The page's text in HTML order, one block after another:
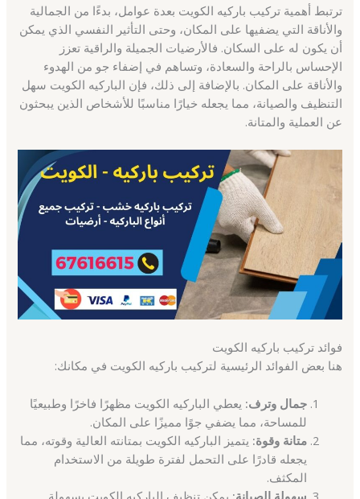
ترتبط أهمية تركيب باركيه الكويت بعدة عوامل، بدءًا من الجمالية
والأناقة التي يضفيها على المكان، وحتى التأثير النفسي الذي يمكن
أن يكون له على السكان. فالأرضيات الجميلة والراقية تعزز
الإحساس بالراحة والسعادة، وتساهم في إضفاء جو من الهدوء
والأناقة على المكان. بالإضافة إلى ذلك، فإن الباركيه الكويت سهل
التنظيف والصيانة، مما يجعله خيارًا مناسبًا للأشخاص الذين يبحثون
عن العملية والمتانة.
فوائد تركيب باركيه الكويت
هنا بعض الفوائد الرئيسية لتركيب باركيه الكويت في مكانك:
جمال وترف: يعطي الباركيه الكويت مظهرًا فاخرًا وطبيعيًا
للمساحة، مما يضفي جوًا مميزًا على المكان.
متانة وقوة: يتميز الباركيه الكويت بمتانته العالية وقوته، مما
يجعله قادرًا على التحمل لفترة طويلة من الاستخدام
المكثف.
سهولة الصيانة: يمكن تنظيف الباركيه الكويت بسهولة